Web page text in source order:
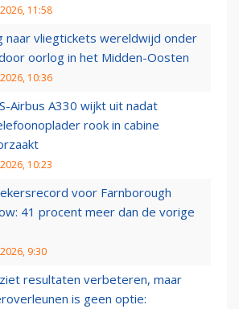
11:58
naar vliegtickets wereldwijd onder
oorlog in het Midden-Oosten
10:36
Airbus A330 wijkt uit nadat
rook in cabine
10:23
voor Farnborough
41 procent meer dan de vorige
9:30
resultaten verbeteren, maar
is geen optie: